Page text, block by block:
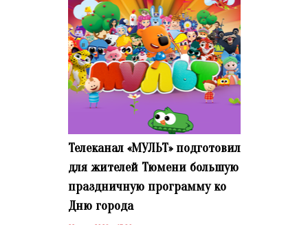
Телеканал «МУЛЬТ» подготовил
для жителей Тюмени большую
праздничную программу ко
Дню города